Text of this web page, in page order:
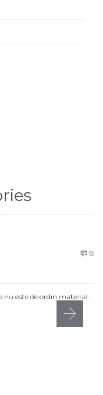
 8
este de ordin material.